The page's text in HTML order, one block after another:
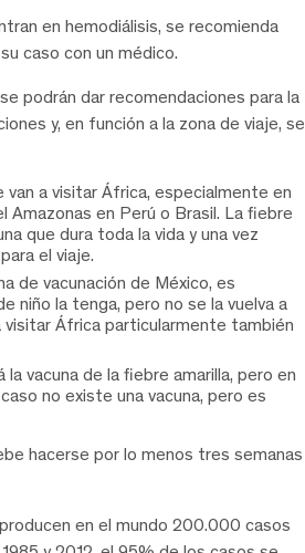
en hemodiálisis, se recomienda
caso con un médico.
podrán dar recomendaciones para la
y, en función a la zona de viaje, se
a visitar África, especialmente en
Amazonas en Perú o Brasil. La fiebre
que dura toda la vida y una vez
el viaje.
de vacunación de México, es
niño la tenga, pero no se la vuelva a
visitar África particularmente también
vacuna de la fiebre amarilla, pero en
no existe una vacuna, pero es
hacerse por lo menos tres semanas
en el mundo 200.000 casos